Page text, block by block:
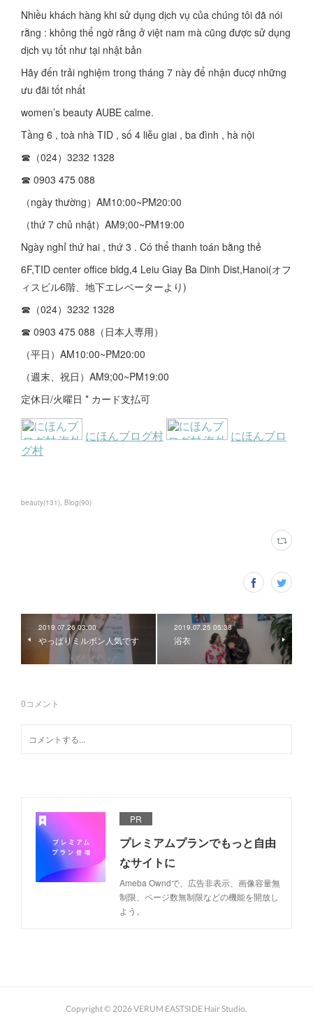
Nhiều khách hàng khi sử dụng dịch vụ của chúng tôi đã nói
rằng : không thể ngờ rằng ở việt nam mà cũng được sử dụng
dịch vụ tốt như tại nhật bản
Hãy đến trải nghiệm trong tháng 7 này để nhận đucợ những
ưu đãi tốt nhất
women’s beauty AUBE calme.
Tầng 6 , toà nhà TID , số 4 liễu giai , ba đình , hà nội
☎︎（024）3232 1328
☎︎ 0903 475 088
（ngày thường）AM10:00~PM20:00
（thứ 7 chủ nhật）AM9;00~PM19:00
Ngày nghỉ thứ hai , thứ 3 . Có thể thanh toán bằng thẻ
6F,TID center office bldg,4 Leiu Giay Ba Dinh Dist,Hanoi(オフ
ィスビル6階、地下エレベーターより)
☎︎（024）3232 1328
☎︎ 0903 475 088（日本人専用）
（平日）AM10:00~PM20:00
（週末、祝日）AM9;00~PM19:00
定休日/火曜日 * カード支払可
beauty(131) Blog(90)
2019.07.26 03:00
やっぱりミルボン人気です
2019.07.25 05:38
浴衣
0コメント
PR
プレミアムプランでもっと自由
なサイトに
Ameba Owndで、広告非表示、画像容量無
制限、ページ数無制限などの機能を開放し
よう。
Copyright © 2026VERUM EASTSIDE Hair Studio.